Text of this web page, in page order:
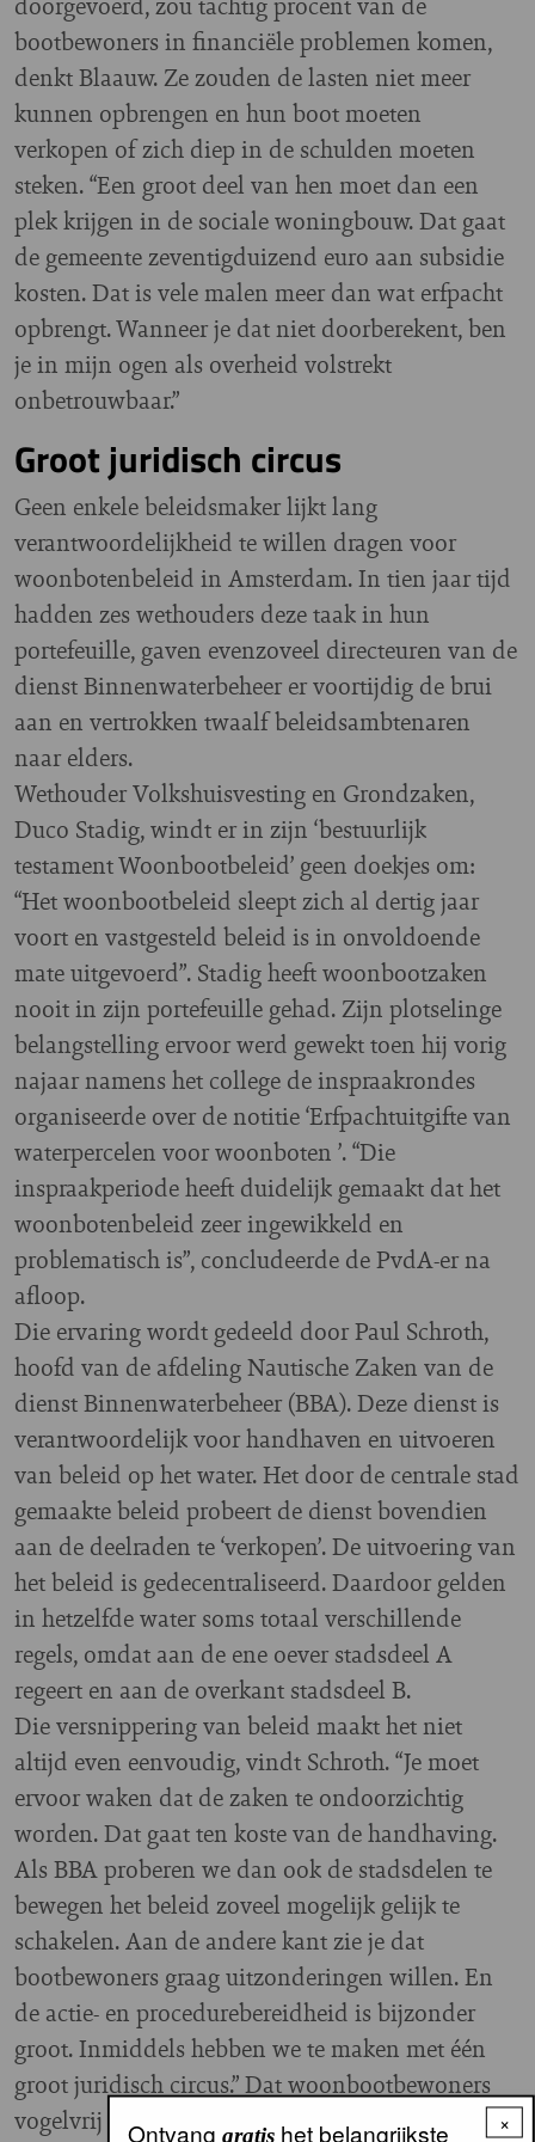
bootbewoners in financiële problemen komen,
denkt Blaauw. Ze zouden de lasten niet meer
kunnen opbrengen en hun boot moeten
verkopen of zich diep in de schulden moeten
steken. “Een groot deel van hen moet dan een
plek krijgen in de sociale woningbouw. Dat gaat
de gemeente zeventigduizend euro aan subsidie
kosten. Dat is vele malen meer dan wat erfpacht
opbrengt. Wanneer je dat niet doorberekent, ben
je in mijn ogen als overheid volstrekt
onbetrouwbaar.”
Groot juridisch circus
Geen enkele beleidsmaker lijkt lang
verantwoordelijkheid te willen dragen voor
woonbotenbeleid in Amsterdam. In tien jaar tijd
hadden zes wethouders deze taak in hun
portefeuille, gaven evenzoveel directeuren van de
dienst Binnenwaterbeheer er voortijdig de brui
aan en vertrokken twaalf beleidsambtenaren
naar elders.
Wethouder Volkshuisvesting en Grondzaken,
Duco Stadig, windt er in zijn ‘bestuurlijk
testament Woonbootbeleid’ geen doekjes om:
“Het woonbootbeleid sleept zich al dertig jaar
voort en vastgesteld beleid is in onvoldoende
mate uitgevoerd”. Stadig heeft woonbootzaken
nooit in zijn portefeuille gehad. Zijn plotselinge
belangstelling ervoor werd gewekt toen hij vorig
najaar namens het college de inspraakrondes
organiseerde over de notitie ‘Erfpachtuitgifte van
waterpercelen voor woonboten ’. “Die
inspraakperiode heeft duidelijk gemaakt dat het
woonbotenbeleid zeer ingewikkeld en
problematisch is”, concludeerde de PvdA-er na
afloop.
Die ervaring wordt gedeeld door Paul Schroth,
hoofd van de afdeling Nautische Zaken van de
dienst Binnenwaterbeheer (BBA). Deze dienst is
verantwoordelijk voor handhaven en uitvoeren
van beleid op het water. Het door de centrale stad
gemaakte beleid probeert de dienst bovendien
aan de deelraden te ‘verkopen’. De uitvoering van
het beleid is gedecentraliseerd. Daardoor gelden
in hetzelfde water soms totaal verschillende
regels, omdat aan de ene oever stadsdeel A
regeert en aan de overkant stadsdeel B.
Die versnippering van beleid maakt het niet
altijd even eenvoudig, vindt Schroth. “Je moet
ervoor waken dat de zaken te ondoorzichtig
worden. Dat gaat ten koste van de handhaving.
Als BBA proberen we dan ook de stadsdelen te
bewegen het beleid zoveel mogelijk gelijk te
schakelen. Aan de andere kant zie je dat
bootbewoners graag uitzonderingen willen. En
de actie- en procedurebereidheid is bijzonder
groot. Inmiddels hebben we te maken met één
groot juridisch circus.” Dat woonbootbewoners
vogelvrij zouden zijn vindt Schroth “grote onzin”.
×
Ontvang gratishet belangrijkste